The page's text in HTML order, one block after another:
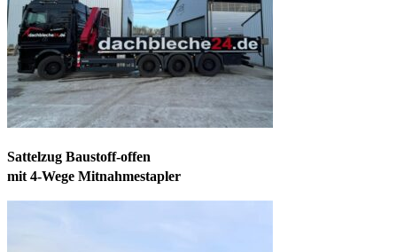
Sattelzug Baustoff-offen
mit 4-Wege Mitnahmestapler